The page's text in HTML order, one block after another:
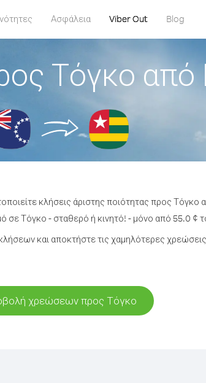
Ασφάλεια Viber Out Blog
Τόγκο από
κλήσεις άριστης ποιότητας προς Τόγκο
σε Τόγκο - σταθερό ή κινητό! - μόνο από 55.0 ¢
και αποκτήστε τις χαμηλότερες
χρεώσεων προς Τόγκο